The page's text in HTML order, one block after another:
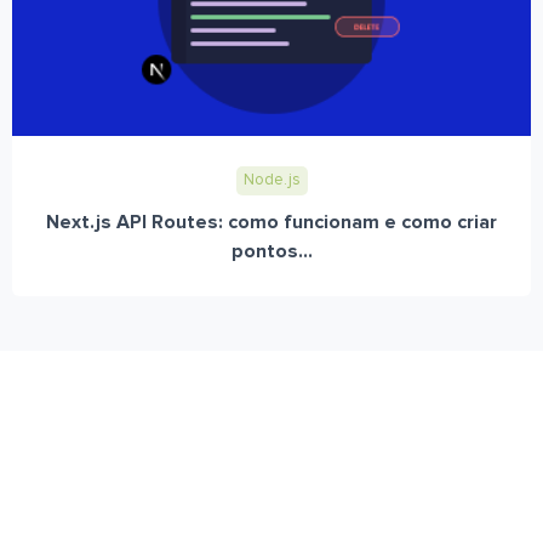
Node.js
Next.js API Routes: como funcionam e como criar
pontos...